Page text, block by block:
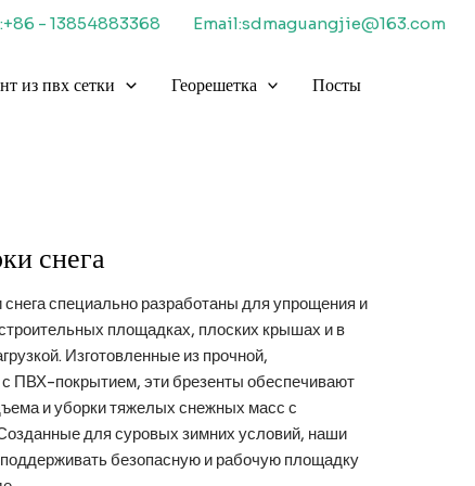
- 13854883368 Email:sdmaguangjie@163.com
из пвх сетки Георешетка Посты
снега
специально разработаны для упрощения и
площадках, плоских крышах и в
Изготовленные из прочной,
ПВХ-покрытием, эти брезенты обеспечивают
и уборки тяжелых снежных масс с
для суровых зимних условий, наши
безопасную и рабочую площадку